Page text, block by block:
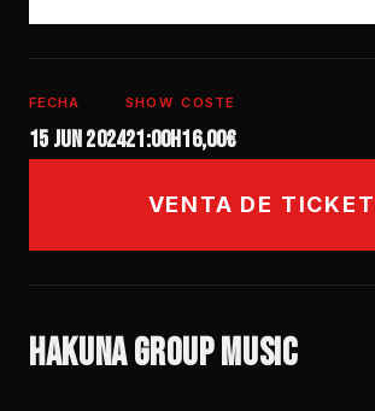
FECHA
15 jun 2024
SHOW
21:00h
COSTE
16,00€
VENTA DE
HAKUNA GROUP MUSIC